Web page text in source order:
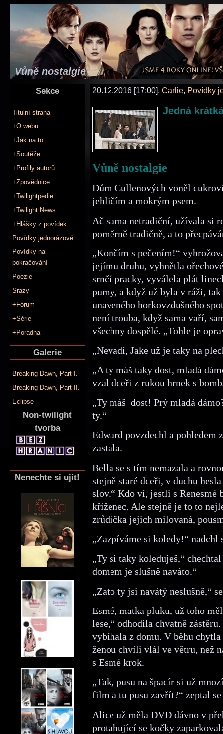
Vůně nostalgie
Sekce
Titulní strana
+O webu
+Jak na to
+Soutěže
+Profily autorů
+Zpovědnice
+Twilightpedie
+Twilight News
+Hlášky z povídek
Povídky jednorázové
Povídky na
pokračování
Poezie
Srazy
+Fórum
+Série
+Poradna
Galerie
Breaking Dawn, Part I.
Breaking Dawn, Part II.
Eclipse
Non-twilight
tvorba
Nenechte si ujít!
20.12.2016 [17:00], Carlie, Povídky
Jedná
Vůně nostalgie
Dům Cullenových voněl
jehličím a mokrým psem.
Ač sama netradiční, užívala si
poměrně tradičně, a to
„Končím s pečením!“
jejímu druhu, vyhnětla
srnčí pracky, vyválela plát
pumy, a když už byla v ráži,
unaveného horkovzdušného
není trouba, když sama vaří,
všechny dospělé. „Tohle je
„Nevadí, Jake už je taky na
„A ty máš taky dost, mladá
vzal dceři z rukou hrnek s
„Ty máš dost! Prý mladá
ty.“
Edward povzdechl a pohledem
zastala.
Bella se s tím nemazala a
stejně staré dceři, v duchu
slov.“ Kdo ví, jestli s Renesmé
kříženec. Ale stejně je to to
zrůdička jejich milovaná,
„Zazpíváme si koledy!“ nadchl
„Ty si taky koleduješ,“
domem je slušně naváto.“
„Zato ty jsi navátý neslušně,“
Esmé, matka pluku, už toho
lese,“ odhodila chvatně
vybíhala z domu. V běhu
ženou chvíli vlál ve větru, než
s Esmé krok.
„Tak, pusu na špacír si už
film a tu pusu zavřít?“ zeptal
Alice už měla DVD dávno v
protahující se kočky